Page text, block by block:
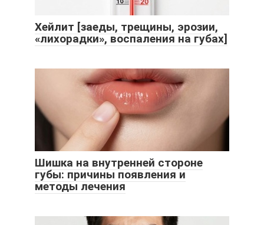
Хейлит [заеды, трещины, эрозии,
«лихорадки», воспаления на губах]
Шишка на внутренней стороне
губы: причины появления и
методы лечения